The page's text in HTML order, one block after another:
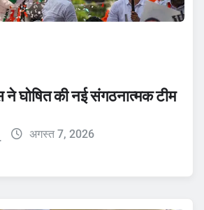
घोषित की नई संगठनात्मक टीम
अगस्त 7, 2026